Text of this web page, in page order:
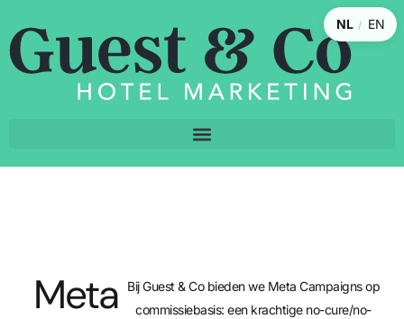
NL / EN
Meta
Bij Guest & Co bieden we Meta Campaigns op
commissiebasis: een krachtige no-cure/no-